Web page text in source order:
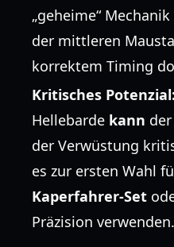
„geheime“
der mittleren
korrektem Timing
Kritisches Potenzial:
Hellebarde kann
der Verwüstung
es zur ersten Wahl
Kaperfahrer-Set
Präzision verwenden.